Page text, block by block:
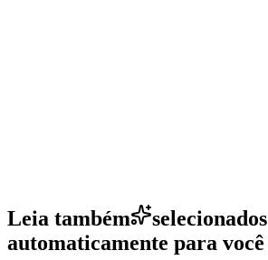
Leia também
selecionados
automaticamente para você